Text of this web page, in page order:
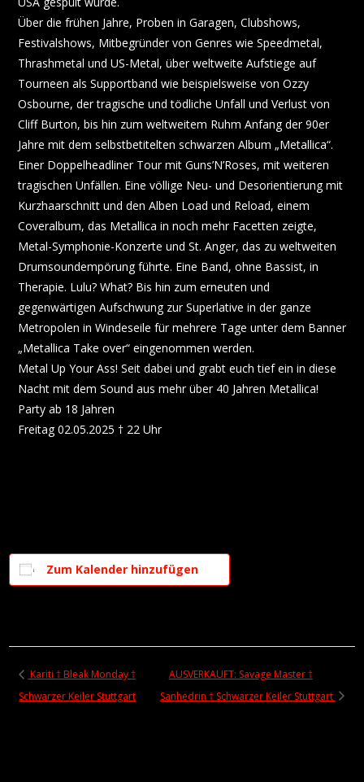
Über die frühen Jahre, Proben in Garagen, Clubshows,
Festivalshows, Mitbegründer von Genres wie Speedmetal,
Thrashmetal und US-Metal, über weltweite Aufstiege auf
Tourneen als Supportband wie beispielsweise von Ozzy
Osbourne, der tragische und tödliche Unfall und Verlust von
Cliff Burton, bis hin zum weltweitem Ruhm Anfang der 90er
Jahre mit dem selbstbetitelten schwarzen Album „Metallica“.
Einer Doppelheadliner Tour mit Guns’N’Roses, mit weiteren
tragischen Unfällen. Eine völlige Neu- und Desorientierung mit
Kurzhaarschnitt und den Alben Load und Reload, einem
Coveralbum, das Metallica in noch mehr Facetten zeigte,
Metal-Symphonie-Konzerte und St. Anger, das zu weltweiten
Drumsoundempörung führte. Eine Band, ohne Bassist, in
Therapie. Lulu? What? Bis hin zum erneuten und
gegenwärtigen Aufschwung zur Superlative in der ganze
Metropolen in Windeseile für mehrere Tage unter dem Banner
„Metallica Take over“ eingenommen werden.
Metal Up Your Ass! Seit dabei und grabt euch tief ein in diese
Nacht mit dem Sound aus mehr über 40 Jahren Metallica!
Party ab 18 Jahren
Freitag 02.05.2025 † 22 Uhr
Zum Kalender hinzufügen
Kariti † Bleak Monday †
Schwarzer Keiler Stuttgart
AUSVERKAUFT: Savage Master †
Sanhedrin † Schwarzer Keiler Stuttgart